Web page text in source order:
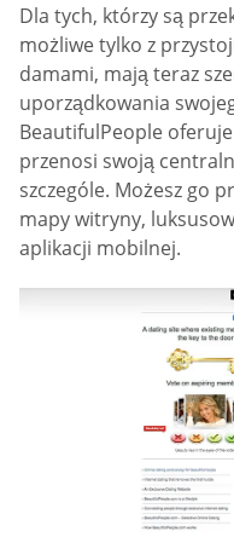
Dla tych, którzy są
możliwe tylko z
damami, mają teraz
uporządkowania
BeautifulPeople
przenosi swoją
szczególe. Możesz go
mapy witryny,
aplikacji mobilnej.